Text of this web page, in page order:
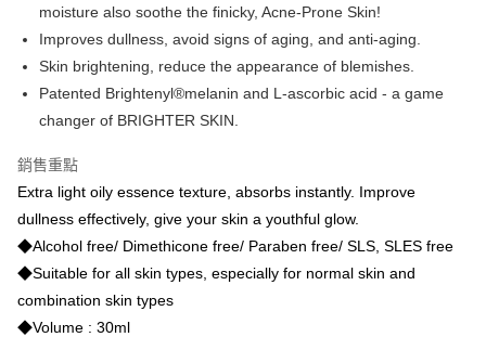
上海商業儲蓄銀行
台北富邦商業銀行
國泰世華商業銀行
兆豐國際商業銀行
臺灣中小企業銀行
台中商業銀行
元大商業銀行
台新國際商業銀行
台灣樂天信用卡公司
Apple Pay
悠遊付
相關說明
【大哥付你分期使用說明】
2.付款方式選擇「大哥付你分期」，訂單成立後會自動跳轉到大哥付的交易
流程，驗證手機門號後，選擇欲分期的期數、繳款截止日，確認付款後即完
成交易。
3.實際核准額度、可分期數及費用金額請依後續交易確認頁面所載為準。
4.訂單成立30分鐘內，如未前往確認交易或遇審核未通過，訂單將自動取
消。如遇「轉專審核」未通過狀況，表示未達大哥付你分期系統評分，恕無
Hami Point
相關說明
「Hami Point」為中華電信所提供之點數服務，可於會員專區綁定中華電信
會員帳號後，即可在購物車使用 Hami Point 折抵消費金額 (1點等於1元)。
ATM付款
運送方式
moisture also soothe the finicky, Acne-Prone Skin!
Improves dullness, avoid signs of aging, and anti-aging.
Skin brightening, reduce the appearance of blemishes.
Patented Brightenyl®melanin and L-ascorbic acid - a game
changer of BRIGHTER SKIN.
銷售重點
Extra light oily essence texture, absorbs instantly. Improve
dullness effectively, give your skin a youthful glow.
◆Alcohol free/ Dimethicone free/ Paraben free/ SLS, SLES free
◆Suitable for all skin types, especially for normal skin and
combination skin types
◆Volume : 30ml